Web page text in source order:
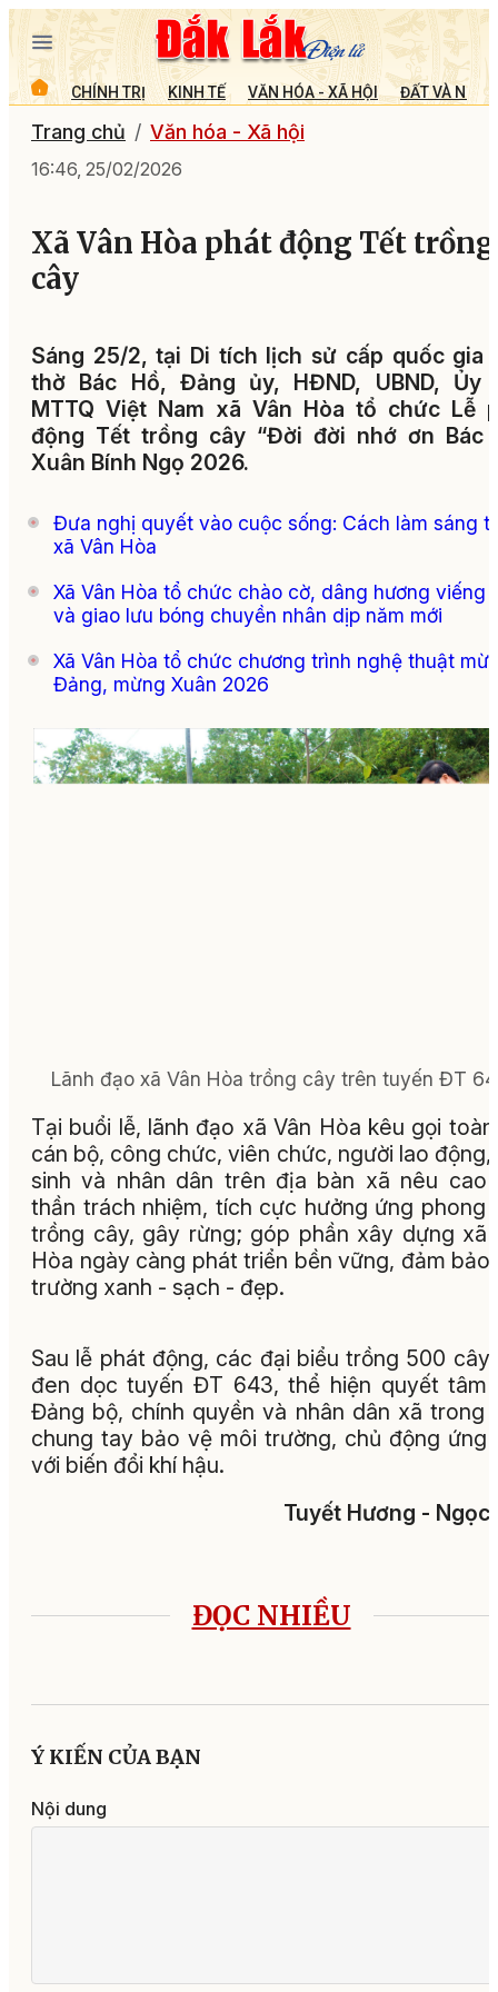
CHÍNH TRỊ KINH TẾ VĂN HÓA - XÃ HỘI ĐẤT VÀ
Trang chủ Văn hóa - Xã hội
16:46, 25/02/2026
Xã Vân Hòa phát động Tết trồng
cây
Sáng 25/2, tại Di tích lịch sử cấp quốc gia
thờ Bác Hồ, Đảng ủy, HĐND, UBND, Ủy
MTTQ Việt Nam xã Vân Hòa tổ chức Lễ
động Tết trồng cây “Đời đời nhớ ơn Bác
Xuân Bính Ngọ 2026.
Đưa nghị quyết vào cuộc sống: Cách làm sáng
xã Vân Hòa
Xã Vân Hòa tổ chức chào cờ, dâng hương viếng
và giao lưu bóng chuyền nhân dịp năm mới
Xã Vân Hòa tổ chức chương trình nghệ thuật
Đảng, mừng Xuân 2026
Lãnh đạo xã Vân Hòa trồng cây trên tuyến ĐT
Tại buổi lễ, lãnh đạo xã Vân Hòa kêu gọi
cán bộ, công chức, viên chức, người lao động,
sinh và nhân dân trên địa bàn xã nêu cao
thần trách nhiệm, tích cực hưởng ứng phong
trồng cây, gây rừng; góp phần xây dựng xã
Hòa ngày càng phát triển bền vững, đảm bảo
trường xanh - sạch - đẹp.
Sau lễ phát động, các đại biểu trồng 500 cây
đen dọc tuyến ĐT 643, thể hiện quyết tâm
Đảng bộ, chính quyền và nhân dân xã trong
chung tay bảo vệ môi trường, chủ động ứng
với biến đổi khí hậu.
Tuyết Hương - Ngọc
ĐỌC NHIỀU
Ý KIẾN CỦA BẠN
Nội dung